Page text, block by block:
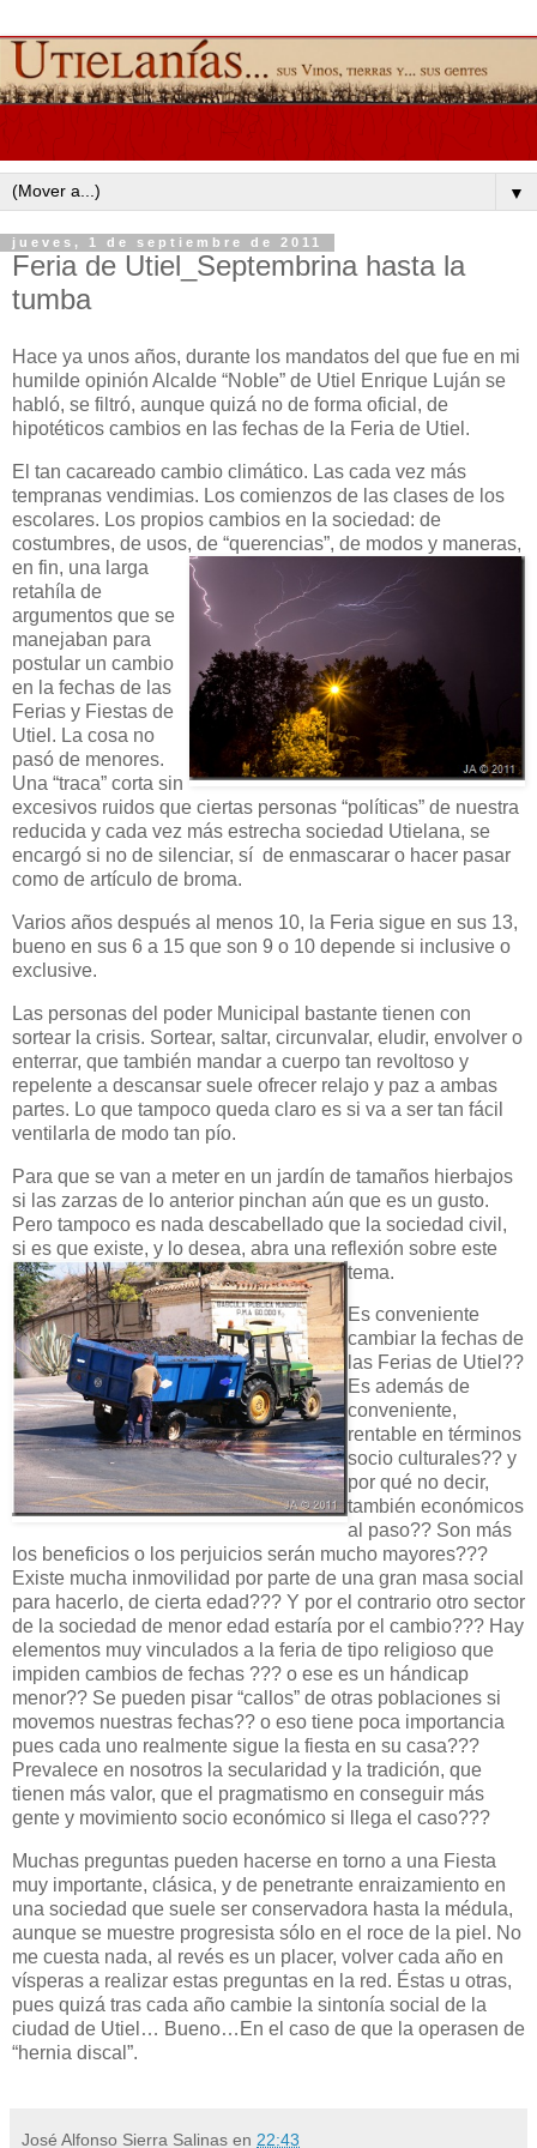
▼
jueves, 1 de septiembre de 2011
Feria de Utiel_Septembrina hasta la
tumba
Hace ya unos años, durante los mandatos del que fue en mi
humilde opinión Alcalde “Noble” de Utiel Enrique Luján se
habló, se filtró, aunque quizá no de forma oficial, de
hipotéticos cambios en las fechas de la Feria de Utiel.
El tan cacareado cambio climático. Las cada vez más
tempranas vendimias. Los comienzos de las clases de los
escolares. Los propios cambios en la sociedad: de
costumbres, de usos, de “querencias”, de modos y maneras,
en fin, una larga
retahíla de
argumentos que se
manejaban para
postular un cambio
en la fechas de las
Ferias y Fiestas de
Utiel. La cosa no
pasó de menores.
Una “traca” corta sin
excesivos ruidos que ciertas personas “políticas” de nuestra
reducida y cada vez más estrecha sociedad Utielana, se
encargó si no de silenciar, sí de enmascarar o hacer pasar
como de artículo de broma.
Varios años después al menos 10, la Feria sigue en sus 13,
bueno en sus 6 a 15 que son 9 o 10 depende si inclusive o
exclusive.
Las personas del poder Municipal bastante tienen con
sortear la crisis. Sortear, saltar, circunvalar, eludir, envolver o
enterrar, que también mandar a cuerpo tan revoltoso y
repelente a descansar suele ofrecer relajo y paz a ambas
partes. Lo que tampoco queda claro es si va a ser tan fácil
ventilarla de modo tan pío.
Para que se van a meter en un jardín de tamaños hierbajos
si las zarzas de lo anterior pinchan aún que es un gusto.
Pero tampoco es nada descabellado que la sociedad civil,
si es que existe, y lo desea, abra una reflexión sobre este
tema.
Es conveniente
cambiar la fechas de
las Ferias de Utiel??
Es además de
conveniente,
rentable en términos
socio culturales?? y
por qué no decir,
también económicos
al paso?? Son más
los beneficios o los perjuicios serán mucho mayores???
Existe mucha inmovilidad por parte de una gran masa social
para hacerlo, de cierta edad??? Y por el contrario otro sector
de la sociedad de menor edad estaría por el cambio??? Hay
elementos muy vinculados a la feria de tipo religioso que
impiden cambios de fechas ??? o ese es un hándicap
menor?? Se pueden pisar “callos” de otras poblaciones si
movemos nuestras fechas?? o eso tiene poca importancia
pues cada uno realmente sigue la fiesta en su casa???
Prevalece en nosotros la secularidad y la tradición, que
tienen más valor, que el pragmatismo en conseguir más
gente y movimiento socio económico si llega el caso???
Muchas preguntas pueden hacerse en torno a una Fiesta
muy importante, clásica, y de penetrante enraizamiento en
una sociedad que suele ser conservadora hasta la médula,
aunque se muestre progresista sólo en el roce de la piel. No
me cuesta nada, al revés es un placer, volver cada año en
vísperas a realizar estas preguntas en la red. Éstas u otras,
pues quizá tras cada año cambie la sintonía social de la
ciudad de Utiel… Bueno…En el caso de que la operasen de
“hernia discal”.
José Alfonso Sierra Salinas en 22:43